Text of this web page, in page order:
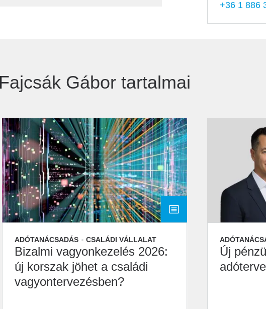
+36 1 886
Fajcsák Gábor tartalmai
ADÓTANÁCSADÁS CSALÁDI VÁLLALAT
Bizalmi vagyonkezelés 2026:
új korszak jöhet a családi
vagyontervezésben?
Új